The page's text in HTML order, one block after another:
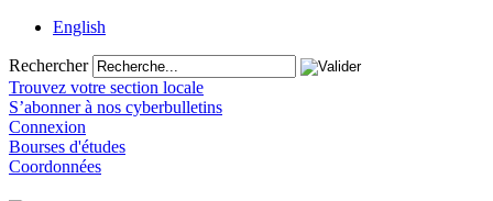
English
Rechercher
Trouvez votre section locale
S’abonner à nos cyberbulletins
Connexion
Bourses d'études
Coordonnées